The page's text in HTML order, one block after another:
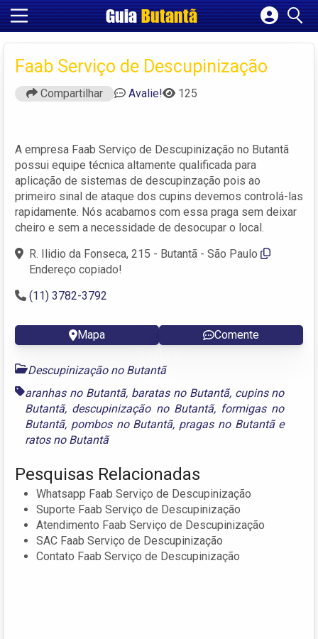
GuiaButantã
Cadastrar empresa
Criar conta
Faab Serviço de Descupinização
Compartilhar Avalie! 125
A empresa Faab Serviço de Descupinização no Butantã
possui equipe técnica altamente qualificada para
aplicação de sistemas de descupinzação pois ao
primeiro sinal de ataque dos cupins devemos controlá-las
rapidamente. Nós acabamos com essa praga sem deixar
cheiro e sem a necessidade de desocupar o local.
R. Ilidio da Fonseca, 215 - Butantã - São Paulo
Endereço copiado!
(11) 3782-3792
Mapa Comente
Descupinização no Butantã
aranhas no Butantã, baratas no Butantã, cupins no
Butantã, descupinização no Butantã, formigas no
Butantã, pombos no Butantã, pragas no Butantãe
ratos no Butantã
Pesquisas Relacionadas
Whatsapp Faab Serviço de Descupinização
Suporte Faab Serviço de Descupinização
Atendimento Faab Serviço de Descupinização
SAC Faab Serviço de Descupinização
Contato Faab Serviço de Descupinização